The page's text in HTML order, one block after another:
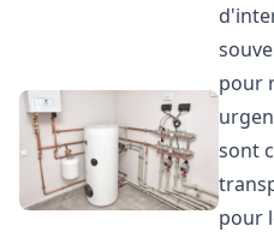
pour
sont
pour